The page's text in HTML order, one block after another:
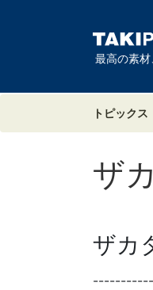
最高の素材
トピックス
ザ
ザカ